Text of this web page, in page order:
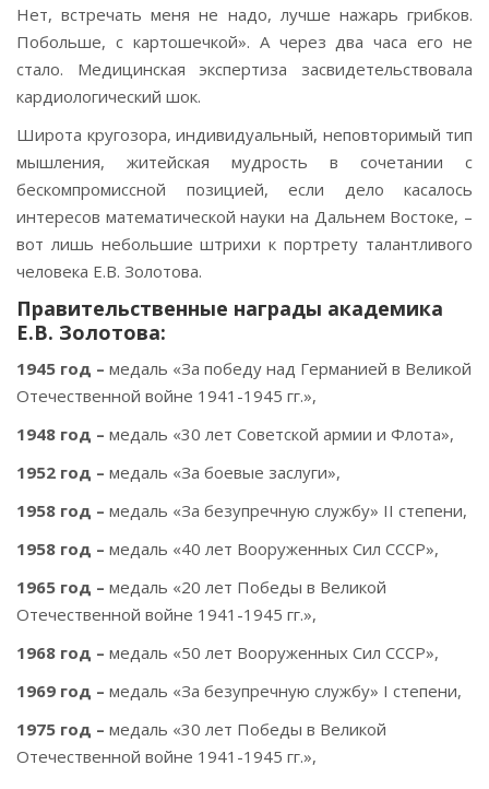
Нет, встречать меня не надо, лучше нажарь грибков.
Побольше, с картошечкой». А через два часа его не
стало. Медицинская экспертиза засвидетельствовала
кардиологический шок.
Широта кругозора, индивидуальный, неповторимый тип
мышления, житейская мудрость в сочетании с
бескомпромиссной позицией, если дело касалось
интересов математической науки на Дальнем Востоке, –
вот лишь небольшие штрихи к портрету талантливого
человека Е.В. Золотова.
Правительственные награды академика
Е.В. Золотова:
1945 год – медаль «За победу над Германией в Великой
Отечественной войне 1941-1945 гг.»,
1948 год – медаль «30 лет Советской армии и Флота»,
1952 год – медаль «За боевые заслуги»,
1958 год – медаль «За безупречную службу» II степени,
1958 год – медаль «40 лет Вооруженных Сил СССР»,
1965 год – медаль «20 лет Победы в Великой
Отечественной войне 1941-1945 гг.»,
1968 год – медаль «50 лет Вооруженных Сил СССР»,
1969 год – медаль «За безупречную службу» I степени,
1975 год – медаль «30 лет Победы в Великой
Отечественной войне 1941-1945 гг.»,